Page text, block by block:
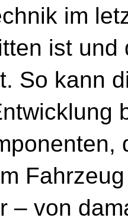
im
ist
So kann
– von